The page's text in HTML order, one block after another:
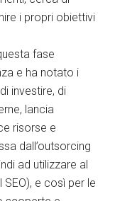
i propri obiettivi
fase
e ha notato i
investire, di
lancia
risorse e
dall’outsorcing
ad utilizzare al
e così per le